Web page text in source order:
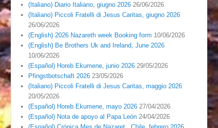
(Italiano) Diario Italiano, giugno 2026 26/06/2026
(Italiano) Piccoli Fratelli di Jesus Caritas, giugno 2026
26/06/2026
(English) 2026 Nazareth week Booking form 10/06/2026
(English) Be Brothers Uk and Ireland, June 2026
10/06/2026
(Español) Horeb Ekumene, junio 2026 29/05/2026
Pfingstbotschaft 2026 23/05/2026
(Italiano) Piccoli Fratelli di Jesus Caritas, maggio 2026
20/05/2026
(Español) Horeb Ekumene, mayo 2026 27/04/2026
(Español) Nota de apoyo al Papa León 24/04/2026